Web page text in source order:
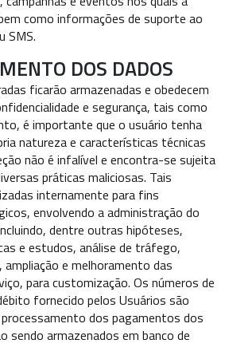
como informações de suporte ao
SMS.
DOS DADOS
ficarão armazenadas e obedecem
e segurança, tais como
é importante que o usuário tenha
natureza e características técnicas
não é infalível e encontra-se sujeita
práticas maliciosas. Tais
internamente para fins
envolvendo a administração do
dentre outras hipóteses,
e estudos, análise de tráfego,
e melhoramento das
para customização. Os números de
fornecido pelos Usuários são
dos pagamentos dos
sendo armazenados em banco de